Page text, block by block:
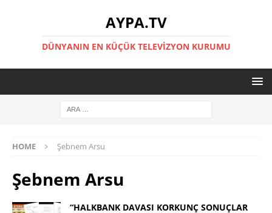
AYPA.TV
DÜNYANIN EN KÜÇÜK TELEVIZYON KURUMU
HOME Şebnem Arsu
Şebnem Arsu
“HALKBANK DAVASI KORKUNÇ SONUÇLAR